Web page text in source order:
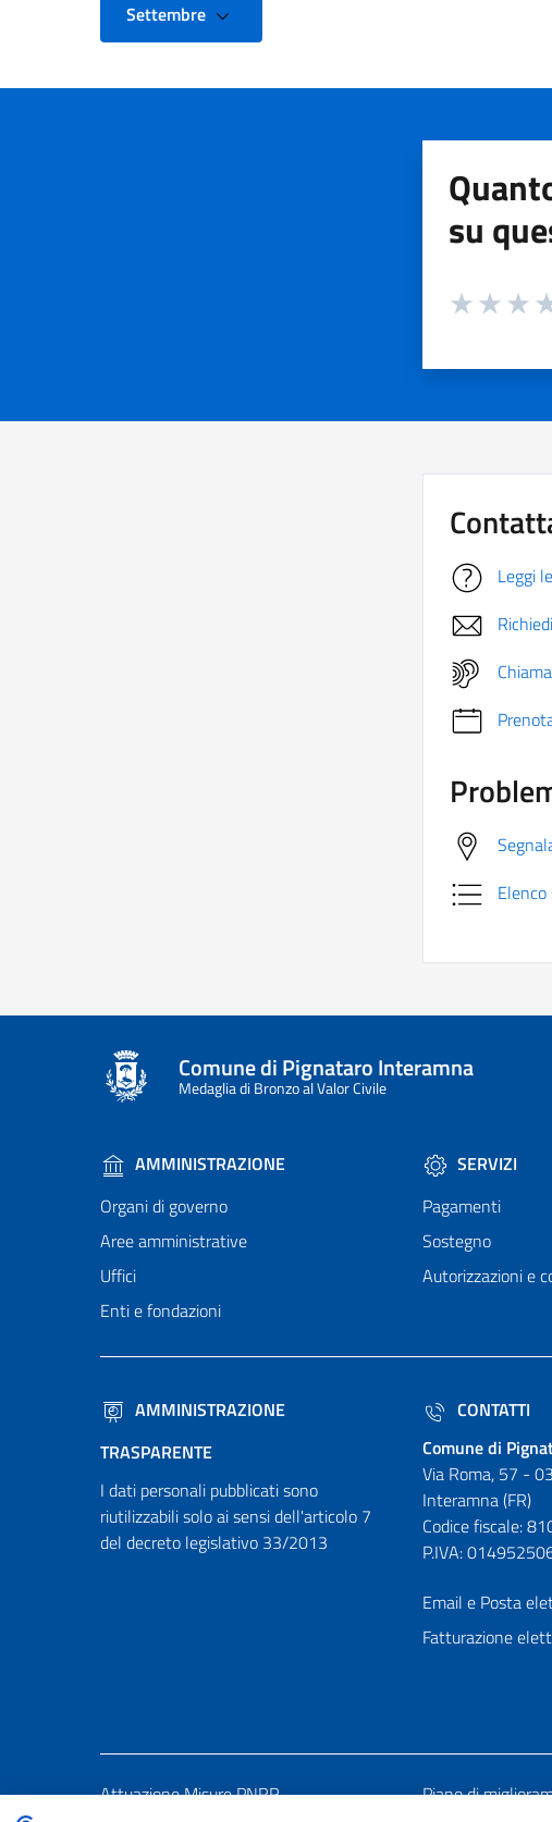
Settembre
su
Valuta da 1 a 5
Leggi
Comune di Pignataro Interamna
Medaglia di Bronzo al Valor Civile
AMMINISTRAZIONE
Organi di governo
Aree amministrative
Uffici
Enti e fondazioni
SERVIZI
Pagamenti
Sostegno
Autorizzazioni e
AMMINISTRAZIONE
TRASPARENTE
I dati personali pubblicati sono
riutilizzabili solo ai sensi dell'articolo 7
del decreto legislativo 33/2013
CONTATTI
Comune di
Via Roma, 57 -
Interamna (FR)
Codice fiscale:
P.IVA:
Email e Posta
Fatturazione
Attuazione Misure PNRR Piano di